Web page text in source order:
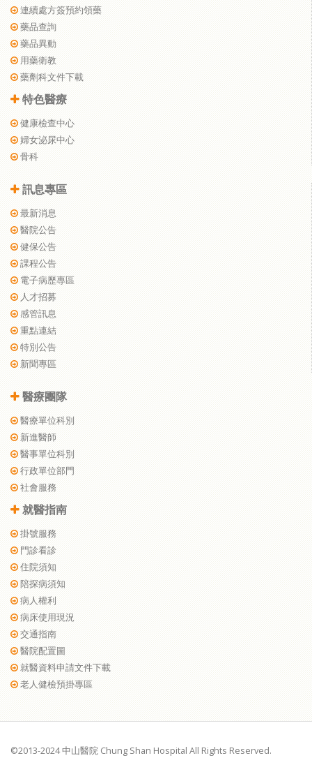
連續處方簽預約領藥
藥品查詢
藥品異動
用藥衛教
藥劑科文件下載
特色醫療
健康檢查中心
婦女泌尿中心
骨科
訊息專區
最新消息
醫院公告
健保公告
課程公告
電子病歷專區
人才招募
感管訊息
重點連結
特別公告
新聞專區
醫療團隊
醫療單位科別
新進醫師
醫事單位科別
行政單位部門
社會服務
就醫指南
掛號服務
門診看診
住院須知
陪探病須知
病人權利
病床使用現況
交通指南
醫院配置圖
就醫資料申請文件下載
老人健檢預掛專區
©2013-2024 中山醫院 Chung Shan Hospital All Rights Reserved.